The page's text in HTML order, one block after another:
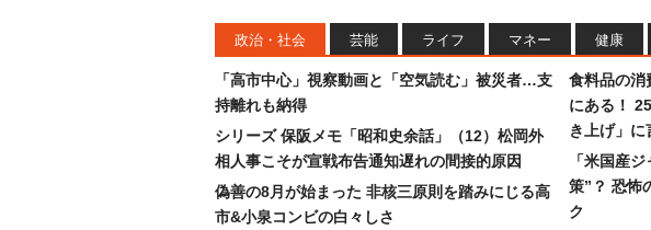
政治・社会 芸能 ライフ マネー 健康
「高市中心」視察動画と「空気読む」被災者…支
持離れも納得
シリーズ 保阪メモ「昭和史余話」（12）松岡外
相人事こそが宣戦布告通知遅れの間接的原因
偽善の8月が始まった 非核三原則を踏みにじる高
市&小泉コンビの白々しさ
食料品の消
にある！
き上げ」に
「米国産
策”？ 恐怖
ク